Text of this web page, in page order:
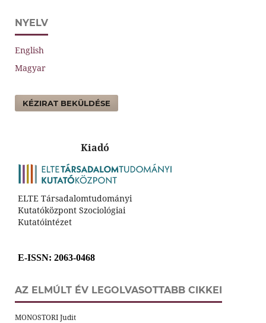
NYELV
English
Magyar
KÉZIRAT BEKÜLDÉSE
Kiadó
ELTE Társadalomtudományi
Kutatóközpont Szociológiai
Kutatóintézet
E-ISSN: 2063-0468
AZ ELMÚLT ÉV LEGOLVASOTTABB CIKKEI
MONOSTORI Judit